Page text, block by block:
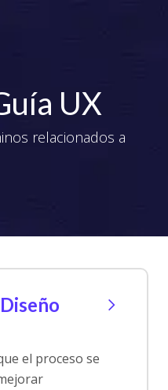
UX
relacionados a
el proceso se